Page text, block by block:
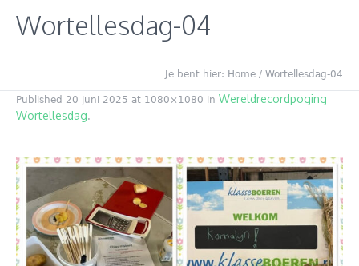
Wortellesdag-04
Je bent hier: Home / Wortellesdag-04
Published 20 juni 2025 at 1080×1080 in Wereldrecordpoging
Wortellesdag.